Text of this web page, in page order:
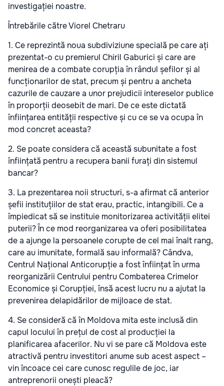
investigației noastre.
Întrebările către Viorel Chetraru
1. Ce reprezintă noua subdiviziune specială pe care ați
prezentat-o cu premierul Chiril Gaburici și care are
menirea de a combate corupția în rândul șefilor și al
funcționarilor de stat, precum și pentru a ancheta
cazurile de cauzare a unor prejudicii intereselor publice
în proporții deosebit de mari. De ce este dictată
înființarea entității respective și cu ce se va ocupa în
mod concret aceasta?
2. Se poate considera că această subunitate a fost
înființată pentru a recupera banii furați din sistemul
bancar?
3. La prezentarea noii structuri, s-a afirmat că anterior
șefii instituțiilor de stat erau, practic, intangibili. Ce a
împiedicat să se instituie monitorizarea activității elitei
puterii? În ce mod reorganizarea va oferi posibilitatea
de a ajunge la persoanele corupte de cel mai înalt rang,
care au imunitate, formală sau informală? Cândva,
Centrul Național Anticorupție a fost înființat în urma
reorganizării Centrului pentru Combaterea Crimelor
Economice și Corupției, însă acest lucru nu a ajutat la
prevenirea delapidărilor de mijloace de stat.
4. Se consideră că în Moldova mita este inclusă din
capul locului în prețul de cost al producției la
planificarea afacerilor. Nu vi se pare că Moldova este
atractivă pentru investitori anume sub acest aspect –
vin încoace cei care cunosc regulile de joc, iar
antreprenorii onești pleacă?